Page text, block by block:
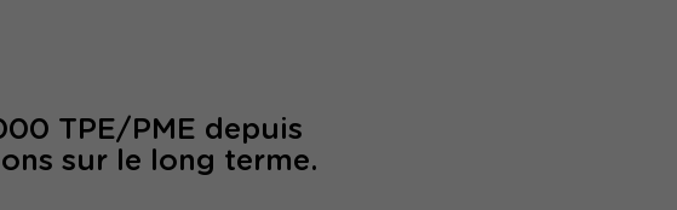
TPE/PME depuis
sur le long terme.